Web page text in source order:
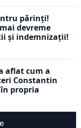
părinți!
devreme
și indemnizații!
a aflat cum a
Constantin
în propria